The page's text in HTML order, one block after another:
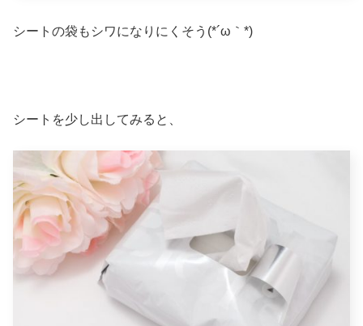
シートの袋もシワになりにくそう(*´ω｀*)
シートを少し出してみると、